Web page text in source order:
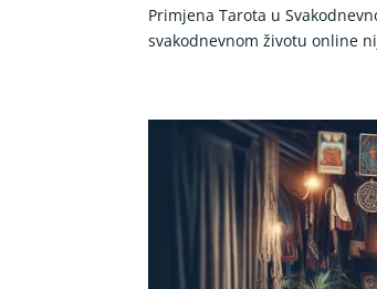
Primjena Tarota u
svakodnevnom životu online